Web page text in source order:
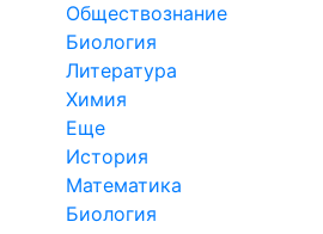
Обществознание
Биология
Литература
Химия
Еще
История
Математика
Биология